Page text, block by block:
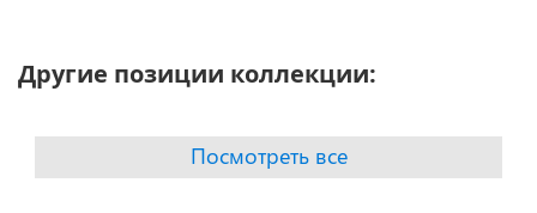
Другие позиции коллекции:
Посмотреть все